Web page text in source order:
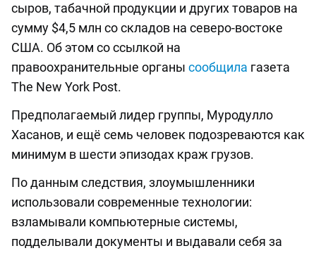
сыров, табачной продукции и других товаров на
сумму $4,5 млн со складов на северо-востоке
США. Об этом со ссылкой на
правоохранительные органы сообщила газета
The New York Post.
Предполагаемый лидер группы, Муродулло
Хасанов, и ещё семь человек подозреваются как
минимум в шести эпизодах краж грузов.
По данным следствия, злоумышленники
использовали современные технологии:
взламывали компьютерные системы,
подделывали документы и выдавали себя за